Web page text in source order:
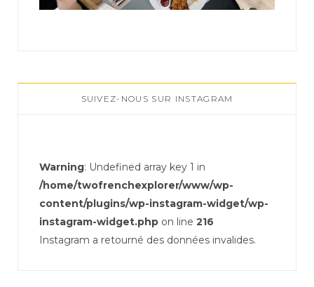
SUIVEZ-NOUS SUR INSTAGRAM
Warning: Undefined array key 1 in
/home/twofrenchexplorer/www/wp-
content/plugins/wp-instagram-widget/wp-
instagram-widget.php on line 216
Instagram a retourné des données invalides.